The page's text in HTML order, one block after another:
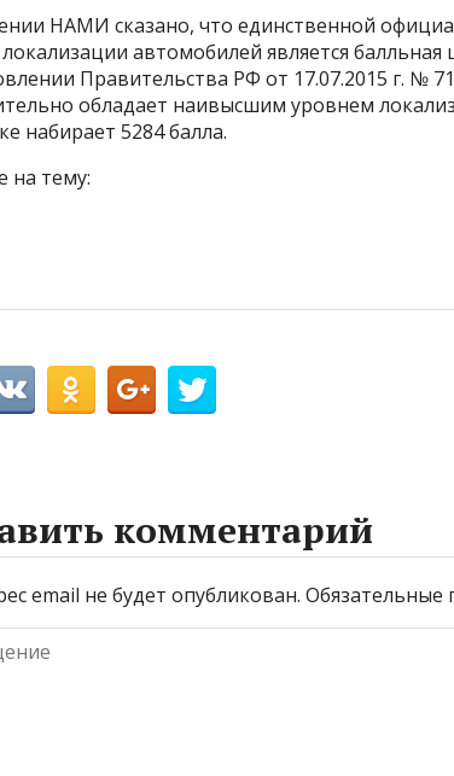
НАМИ сказано, что единственной
автомобилей является балльная
Правительства РФ от 17.07.2015 г. №
обладает наивысшим уровнем
набирает 5284 балла.
на тему:
комментарий
email не будет опубликован. Обязательные